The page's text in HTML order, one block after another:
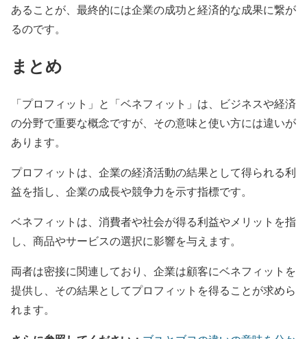
あることが、最終的には企業の成功と経済的な成果に繋が
るのです。
まとめ
「プロフィット」と「ベネフィット」は、ビジネスや経済
の分野で重要な概念ですが、その意味と使い方には違いが
あります。
プロフィットは、企業の経済活動の結果として得られる利
益を指し、企業の成長や競争力を示す指標です。
ベネフィットは、消費者や社会が得る利益やメリットを指
し、商品やサービスの選択に影響を与えます。
両者は密接に関連しており、企業は顧客にベネフィットを
提供し、その結果としてプロフィットを得ることが求めら
れます。